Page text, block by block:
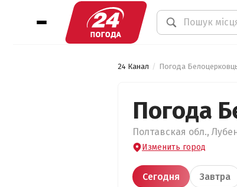
24 Канал Погода
Погода
Полтавская обл.,
Изменить город
Сегодня Завтра